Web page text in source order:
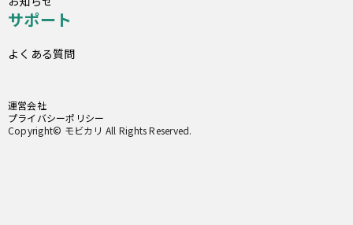
サポート
よくある質問
運営会社
プライバシーポリシー
Copyright© モビカリ All Rights Reserved.